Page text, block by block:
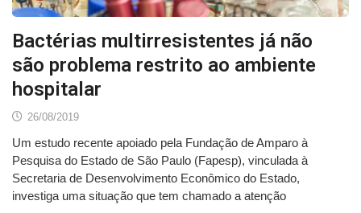
Bactérias multirresistentes já não
são problema restrito ao ambiente
hospitalar
26/08/2019
Um estudo recente apoiado pela Fundação de Amparo à
Pesquisa do Estado de São Paulo (Fapesp), vinculada à
Secretaria de Desenvolvimento Econômico do Estado,
investiga uma situação que tem chamado a atenção